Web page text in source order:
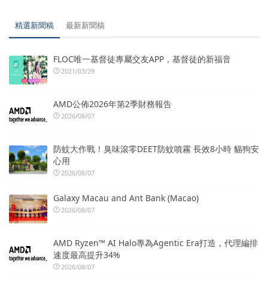
精選新聞稿 最新新聞稿
FLOC唯一基督徒專屬交友APP，基督徒的新福音
2021/03/29
AMD公佈2026年第2季財務報告
2026/08/07
防蚊大作戰！臭味滾零DEET防蚊噴霧 長效8小時 貓狗安
心用
2026/08/07
Galaxy Macau and Ant Bank (Macao)
2026/08/07
AMD Ryzen™ AI Halo專為Agentic Era打造，代理編排
速度最高提升34%
2026/08/07